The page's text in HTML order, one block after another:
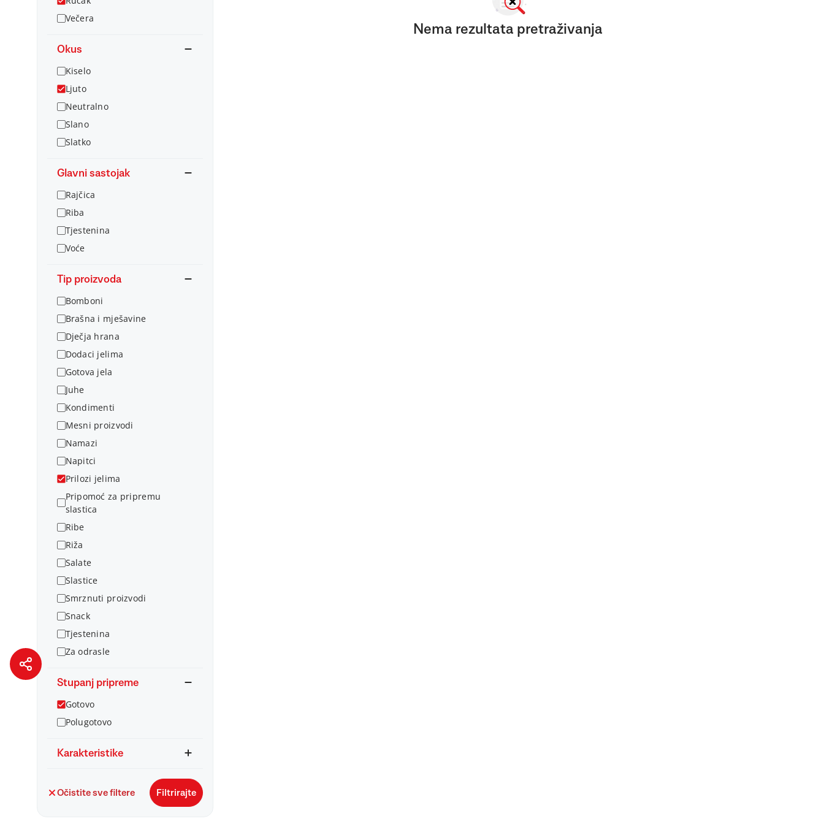
Večera
Okus
Kiselo
Ljuto
Neutralno
Slano
Slatko
Glavni sastojak
Rajčica
Riba
Tjestenina
Voće
Tip proizvoda
Bomboni
Brašna i mješavine
Dječja hrana
Dodaci jelima
Gotova jela
Juhe
Kondimenti
Mesni proizvodi
Namazi
Napitci
Prilozi jelima
Pripomoć za pripremu
slastica
Ribe
Riža
Salate
Slastice
Smrznuti proizvodi
Snack
Tjestenina
Za odrasle
Stupanj pripreme
Gotovo
Polugotovo
Karakteristike
Očistite sve filtere Filtrirajte
Nema rezultata pretraživanja